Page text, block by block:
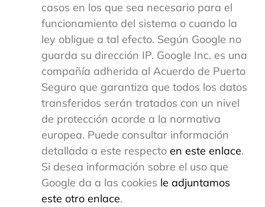
casos en los que sea necesario para el
funcionamiento del sistema o cuando la
ley obligue a tal efecto. Según Google no
guarda su dirección IP. Google Inc. es una
compañía adherida al Acuerdo de Puerto
Seguro que garantiza que todos los datos
transferidos serán tratados con un nivel
de protección acorde a la normativa
europea. Puede consultar información
detallada a este respecto en este enlace.
Si desea información sobre el uso que
Google da a las cookies le adjuntamos
este otro enlace.